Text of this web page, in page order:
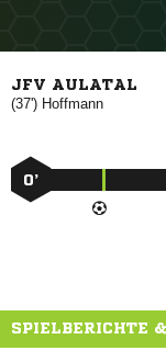
JFV AULATAL
(37') 
0’
SPIELBERICHTE